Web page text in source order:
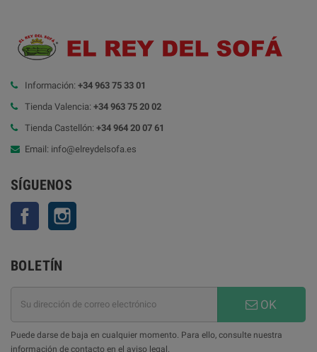
Información: +34 963 75 33 01
Tienda Valencia: +34 963 75 20 02
Tienda Castellón: +34 964 20 07 61
Email: info@elreydelsofa.es
SÍGUENOS
Facebook
BOLETÍN
OK
Puede darse de baja en cualquier momento. Para ello, consulte nuestra
información de contacto en el aviso legal.